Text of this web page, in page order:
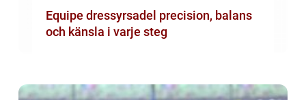
Equipe dressyrsadel precision, balans
och känsla i varje steg